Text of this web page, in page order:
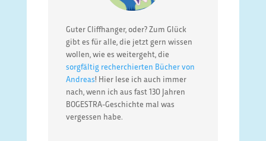
Guter Cliffhanger, oder? Zum Glück
gibt es für alle, die jetzt gern wissen
wollen, wie es weitergeht, die
sorgfältig recherchierten Bücher von
Andreas! Hier lese ich auch immer
nach, wenn ich aus fast 130 Jahren
BOGESTRA-Geschichte mal was
vergessen habe.